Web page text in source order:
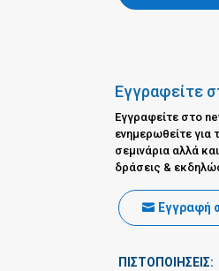
Εγγραφείτε
Εγγραφείτε στο
ενημερωθείτε για
σεμινάρια αλλά
δράσεις &
Εγγραφή
ΠΙΣΤΟΠΟΙΗΣΕΙΣ: